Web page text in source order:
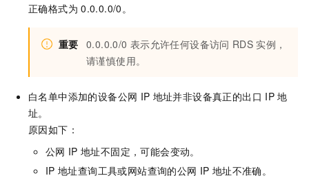
正确格式为 0.0.0.0/0。
重要 0.0.0.0/0 表示允许任何设备访问 RDS 实例，
请谨慎使用。
白名单中添加的设备公网 IP 地址并非设备真正的出口 IP 地
址。
原因如下：
公网 IP 地址不固定，可能会变动。
IP 地址查询工具或网站查询的公网 IP 地址不准确。